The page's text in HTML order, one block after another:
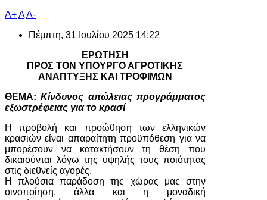
A+AA-
Πέμπτη, 31 Ιουλίου 2025 14:22
ΕΡΩΤΗΣΗ
ΠΡΟΣ ΤΟΝ ΥΠΟΥΡΓΟ ΑΓΡΟΤΙΚΗΣ
ΑΝΑΠΤΥΞΗΣ ΚΑΙ ΤΡΟΦΙΜΩΝ
ΘΕΜΑ: Κίνδυνος απώλειας προγράμματος
εξωστρέφειας για το κρασί
Η προβολή και προώθηση των ελληνικών
κρασιών είναι απαραίτητη προϋπόθεση για να
μπορέσουν να κατακτήσουν τη θέση που
δικαιούνται λόγω της υψηλής τους ποιότητας
στις διεθνείς αγορές.
Η πλούσια παράδοση της χώρας μας στην
οινοποίηση, άλλα και η μοναδική